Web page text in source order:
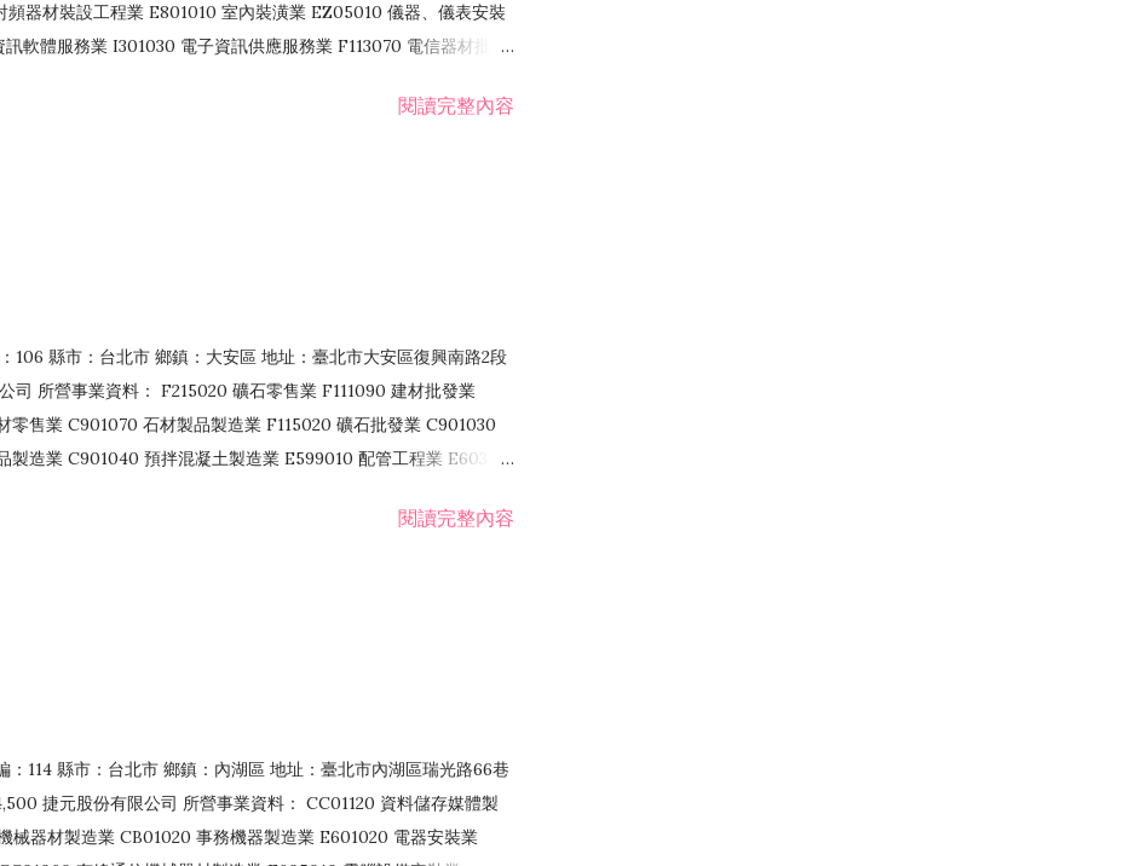
頻器材裝設工程業 E801010 室內裝潢業 EZ05010 儀器、儀表安裝
軟體服務業 I301030 電子資訊供應服務業 F113070 電信器材批發
售業 F401171 酒類輸入業
閱讀完整內容
106 縣市：台北市 鄉鎮：大安區 地址：臺北市大安區復興南路2段
司 所營事業資料： F215020 礦石零售業 F111090 建材批發業
零售業 C901070 石材製品製造業 F115020 礦石批發業 C901030
製造業 C901040 預拌混凝土製造業 E599010 配管工程業 E603110
批發業 F106020 日常用品批發業 F108031 醫療器材批發業閱讀完整內容
：114 縣市：台北市 鄉鎮：內湖區 地址：臺北市內湖區瑞光路66巷
捷元股份有限公司 所營事業資料： CC01120 資料儲存媒體製
械器材製造業 CB01020 事務機器製造業 E601020 電器安裝業